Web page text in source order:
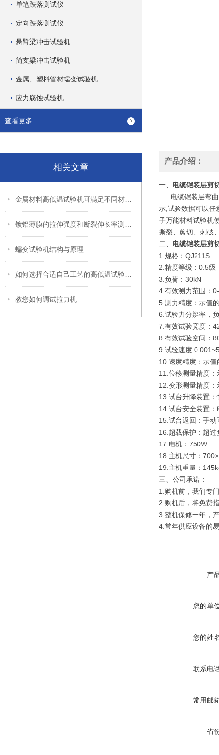
单笔跌落测试仪
定向跌落测试仪
悬臂梁冲击试验机
简支梁冲击试验机
金属、塑料管材蠕变试验机
应力腐蚀试验机
查看更多
相关文章
蠕变试验机结构与原理
教您如何调试拉力机
产品介绍：
一、 电缆铠装层剪
电缆铠装层弯曲
示,试验数据可以任
子万能材料试验机
撕裂、剪切、刺破
二、 电缆铠装层剪
1.规格：QJ211S
2.精度等级：0.5级
3.负荷：30kN
4.有效测力范围：
5.测力精度：示值
6.试验力分辨率，
7.有效试验宽度：
8.有效试验空间：
9.试验速度
10.速度精度：示值
11.位移测量精度
12.变形测量精度
13.试台升降装置
14.试台安全装置：
15.试台返回：手
16.超载保护：超
17.电机：750W
18.主机尺寸：
19.主机重量：
三、公司承诺：
1.购机前，我们专
2.购机后，将免费
3.整机保修一年，
4.常年供应设备的
产
您的单
您的姓
联系电
常用邮
省